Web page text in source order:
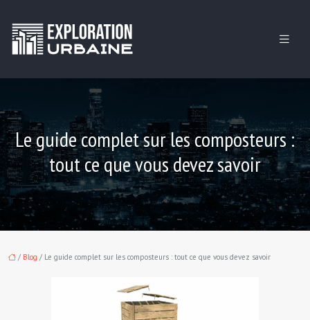
Le guide complet sur les composteurs :
tout ce que vous devez savoir
/ Blog / Le guide complet sur les composteurs : tout ce que vous devez savoir